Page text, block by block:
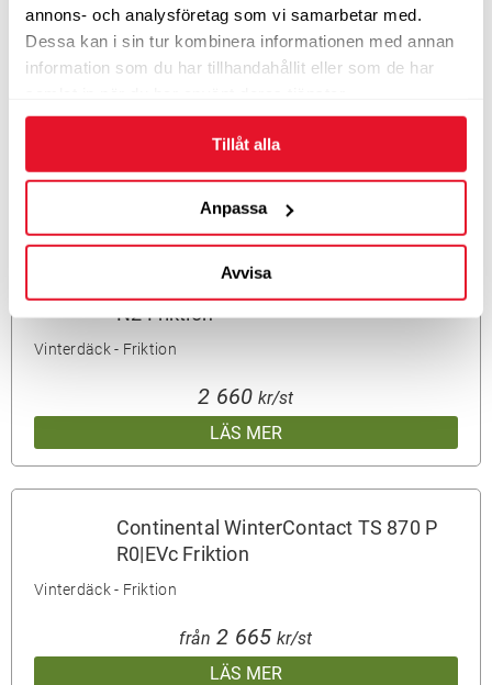
annons- och analysföretag som vi samarbetar med.
Dessa kan i sin tur kombinera informationen med annan
information som du har tillhandahållit eller som de har
Tillåt alla
Anpassa
Avvisa
CONTINENTAL TS830 P SUV AO FR
2 660 kr/st
N2 Friktion
Vinterdäck - Friktion
LÄS MER
2 660 kr/st
Continental WinterContact TS 870 P
R0|EVc Friktion
Vinterdäck - Friktion
LÄS MER
från 2 665 kr/st